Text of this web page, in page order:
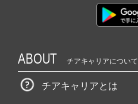
ABOUT チアキャリアについて
チアキャリアとは